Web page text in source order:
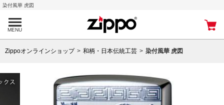
染付風華 虎図
MENU
Zippoオンラインショップ 和柄・日本伝統工芸 染付風華 虎図